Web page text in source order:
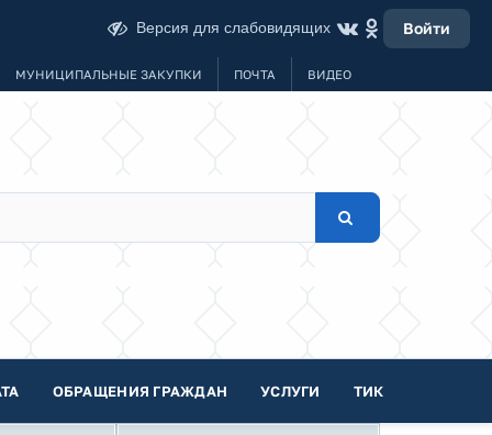
Версия для слабовидящих Войти
МУНИЦИПАЛЬНЫЕ ЗАКУПКИ ПОЧТА ВИДЕО
ОБРАЩЕНИЯ ГРАЖДАН УСЛУГИ ТИК